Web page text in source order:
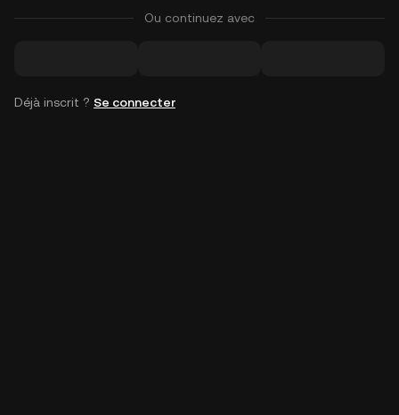
Ou continuez avec
Déjà inscrit ? Se connecter